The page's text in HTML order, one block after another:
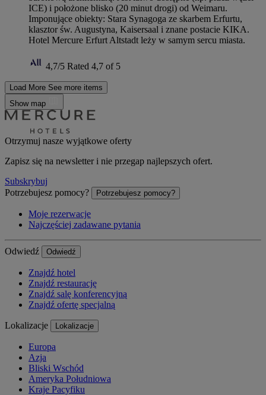
ICE) i położone blisko (20 minut drogi) od Weimaru.
Imponujące obiekty: Stara Synagoga ze skarbem Erfurtu,
klasztor św. Augustyna, Kaisersaal i znane postacie KIKA.
Hotel Mercure Erfurt Altstadt leży w samym sercu miasta.
4,7/5 Rated 4,7 of 5
Load More See more items
Show map
Otrzymuj nasze wyjątkowe oferty
Zapisz się na newsletter i nie przegap najlepszych ofert.
Subskrybuj
Potrzebujesz pomocy?
Potrzebujesz pomocy?
Moje rezerwacje
Najczęściej zadawane pytania
Odwiedź Odwiedź
Znajdź hotel
Znajdź restaurację
Znajdź salę konferencyjną
Znajdź ofertę specjalną
Lokalizacje Lokalizacje
Europa
Azja
Bliski Wschód
Ameryka Południowa
Kraje Pacyfiku